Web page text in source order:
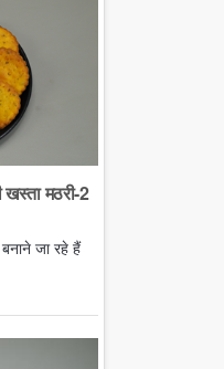
मठरी-2
जा रहे हैं